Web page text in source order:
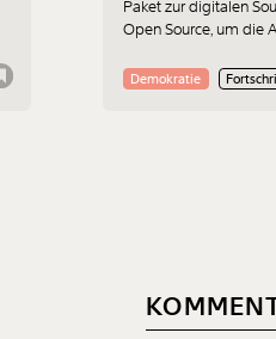
Paket zur digitalen
Open Source, um die
Tech-Konzernen zu
Demokratie